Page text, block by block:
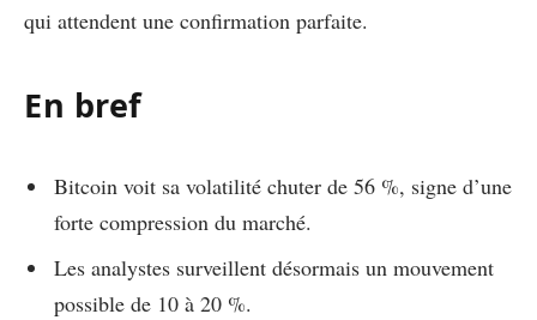
qui attendent une confirmation parfaite.
En bref
Bitcoin voit sa volatilité chuter de 56 %, signe d’une
forte compression du marché.
Les analystes surveillent désormais un mouvement
possible de 10 à 20 %.